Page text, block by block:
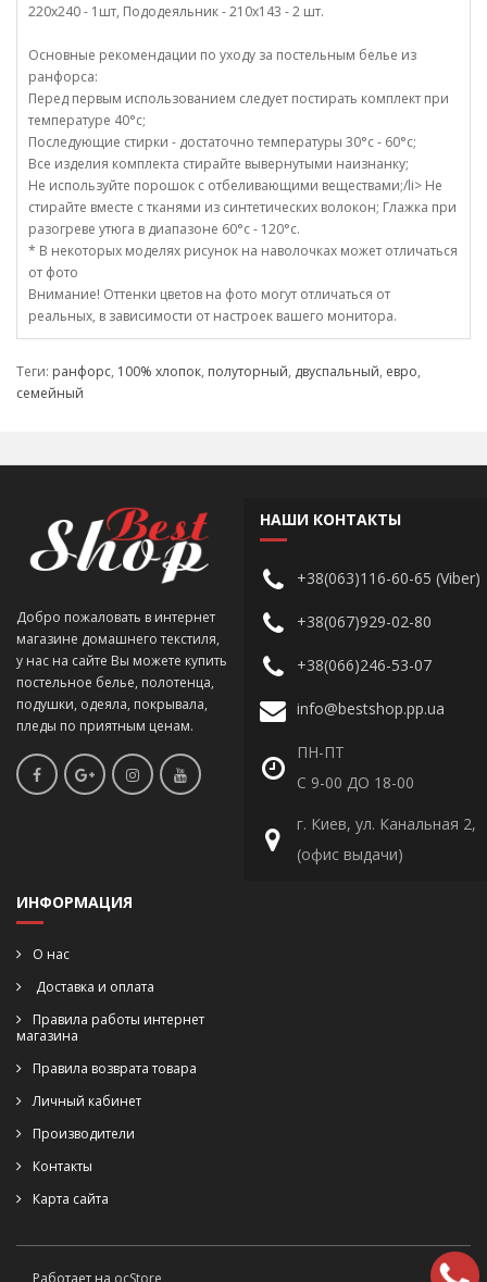
220х240 - 1шт, Пододеяльник - 210х143 - 2 шт.
Основные рекомендации по уходу за постельным белье из
ранфорса:
Перед первым использованием следует постирать комплект при
температуре 40°c;
Последующие стирки - достаточно температуры 30°c - 60°c;
Все изделия комплекта стирайте вывернутыми наизнанку;
Не используйте порошок с отбеливающими веществами;/li> Не
стирайте вместе с тканями из синтетических волокон; Глажка при
разогреве утюга в диапазоне 60°c - 120°c.
* В некоторых моделях рисунок на наволочках может отличаться
от фото
Внимание! Оттенки цветов на фото могут отличаться от
реальных, в зависимости от настроек вашего монитора.
Теги: ранфорс, 100% хлопок, полуторный, двуспальный, евро,
семейный
Добро пожаловать в интернет
магазине домашнего текстиля,
у нас на сайте Вы можете купить
постельное белье, полотенца,
подушки, одеяла, покрывала,
пледы по приятным ценам.
НАШИ КОНТАКТЫ
+38(063)116-60-65 (Viber)
+38(067)929-02-80
+38(066)246-53-07
info@bestshop.pp.ua
ПН-ПТ
С 9-00 ДО 18-00
г. Киев, ул. Канальная 2,
(офис выдачи)
ИНФОРМАЦИЯ
О нас
Доставка и оплата
Правила работы интернет
магазина
Правила возврата товара
Личный кабинет
Производители
Контакты
Карта сайта
Работает на ocStore